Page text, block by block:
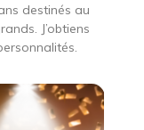
destinés au
J’obtiens